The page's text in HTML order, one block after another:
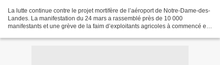
La lutte continue contre le projet mortifère de l’aéroport de Notre-Dame-des-
Landes. La manifestation du 24 mars a rassemblé près de 10 000
manifestants et une grève de la faim d’exploitants agricoles à commencé en